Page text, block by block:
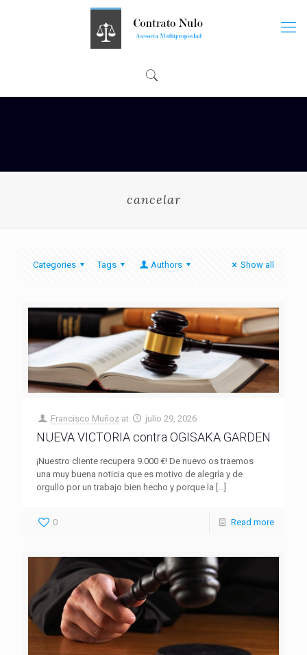
cancelar
Categories Tags Authors Show all
Francisco Muñoz at julio 29, 2026
NUEVA VICTORIA contra OGISAKA GARDEN
¡Nuestro cliente recupera 9.000 €! De nuevo os traemos
una muy buena noticia que es motivo de alegría y de
orgullo por un trabajo bien hecho y porque la […]
0 Read more